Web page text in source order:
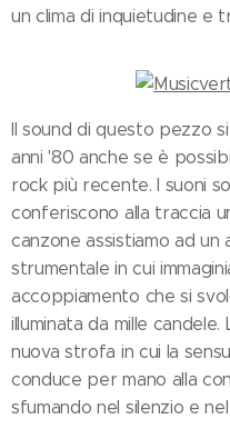
un clima di inquietudine e
Il sound di questo pezzo
anni '80 anche se è
rock più recente. I suoni
conferiscono alla traccia
canzone assistiamo ad un
strumentale in cui
accoppiamento che si
illuminata da mille
nuova strofa in cui la
conduce per mano alla
sfumando nel silenzio e